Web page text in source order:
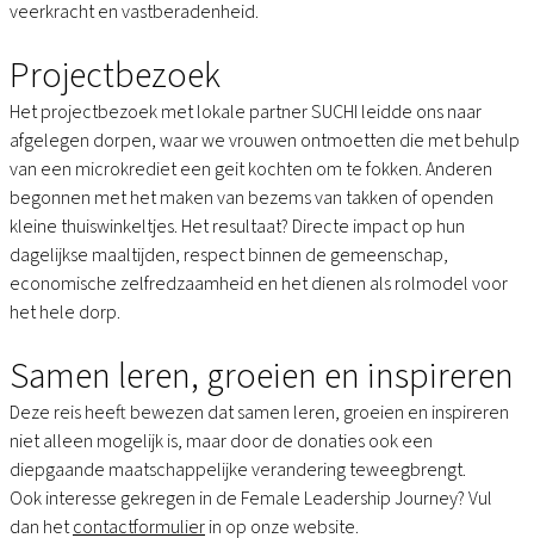
veerkracht en vastberadenheid.
Projectbezoek
Het projectbezoek met lokale partner SUCHI leidde ons naar
afgelegen dorpen, waar we vrouwen ontmoetten die met behulp
van een microkrediet een geit kochten om te fokken. Anderen
begonnen met het maken van bezems van takken of openden
kleine thuiswinkeltjes. Het resultaat? Directe impact op hun
dagelijkse maaltijden, respect binnen de gemeenschap,
economische zelfredzaamheid en het dienen als rolmodel voor
het hele dorp.
Samen leren, groeien en inspireren
Deze reis heeft bewezen dat samen leren, groeien en inspireren
niet alleen mogelijk is, maar door de donaties ook een
diepgaande maatschappelijke verandering teweegbrengt.
Ook interesse gekregen in de Female Leadership Journey? Vul
dan hetcontactformulierin op onze website.